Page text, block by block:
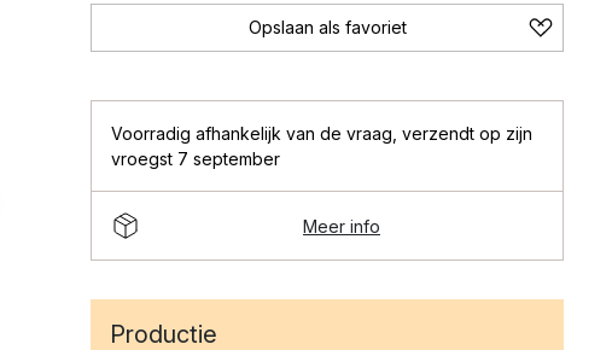
Opslaan als favoriet
Voorradig afhankelijk van de vraag verzendt op zijn
vroegst 7 september
Meer info
Productie